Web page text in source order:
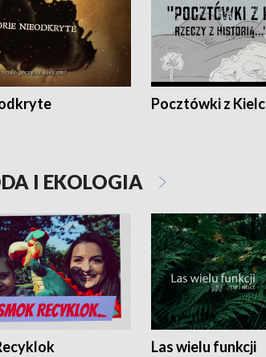
Pocztówki z Kielc
I EKOLOGIA
Las wielu funkcji